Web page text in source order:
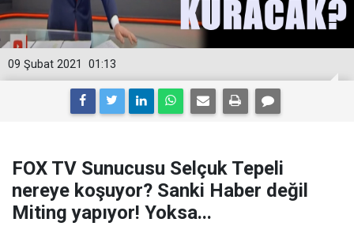
01:13
09 Şubat 2021
FOX TV Sunucusu Selçuk Tepeli
nereye koşuyor? Sanki Haber değil
Miting yapıyor! Yoksa...